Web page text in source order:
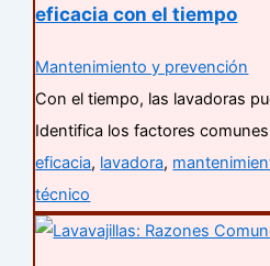
eficacia con el tiempo
Mantenimiento y prevención
Con el tiempo, las lavadoras
Identifica los factores
eficacia, lavadora,
técnico